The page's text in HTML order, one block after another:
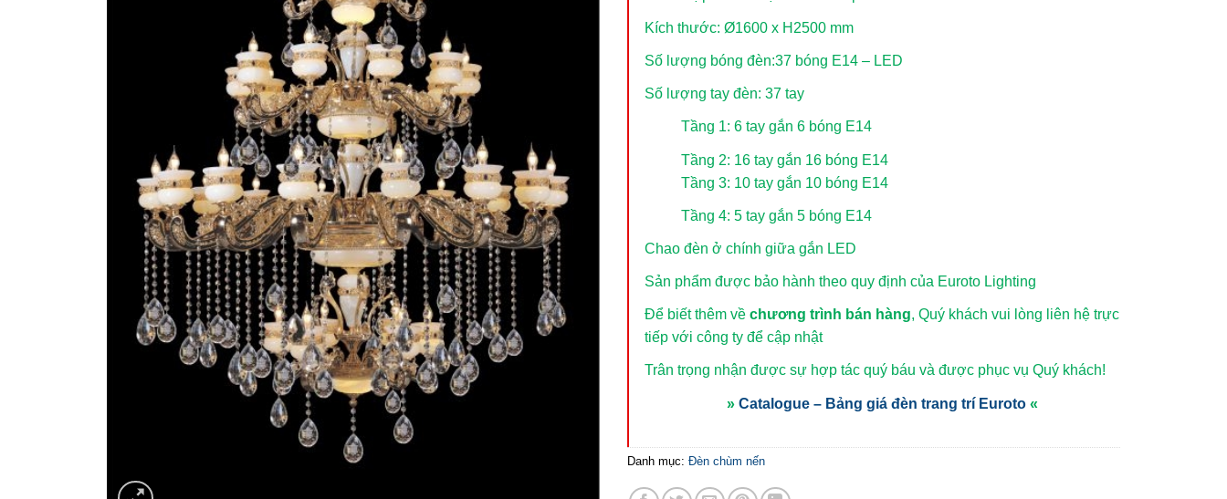
Kích thước: Ø1600 x H2500 mm
Số lượng bóng đèn:37 bóng E14 – LED
Số lượng tay đèn: 37 tay
Tầng 1: 6 tay gắn 6 bóng E14
Tầng 2: 16 tay gắn 16 bóng E14
Tầng 3: 10 tay gắn 10 bóng E14
Tầng 4: 5 tay gắn 5 bóng E14
Chao đèn ở chính giữa gắn LED
Sản phẩm được bảo hành theo quy định của Euroto Lighting
Để biết thêm về chương trình bán hàng, Quý khách vui lòng liên hệ trực
tiếp với công ty để cập nhật
Trân trọng nhận được sự hợp tác quý báu và được phục vụ Quý khách!
» Catalogue – Bảng giá đèn trang trí Euroto «
Danh mục: Đèn chùm nến